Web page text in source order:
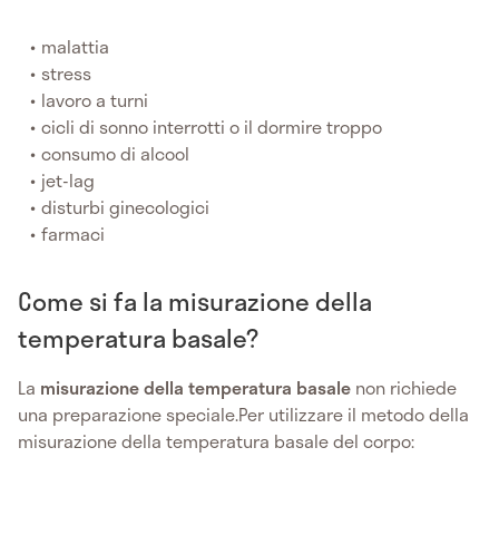
malattia
stress
lavoro a turni
cicli di sonno interrotti o il dormire troppo
consumo di alcool
jet-lag
disturbi ginecologici
farmaci
Come si fa la misurazione della
temperatura basale?
La misurazione della temperatura basale non richiede
una preparazione speciale.Per utilizzare il metodo della
misurazione della temperatura basale del corpo: